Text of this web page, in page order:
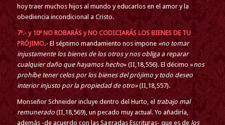
hoy traer muchos hijos al mundo y educarlos en el amor y la
obediencia incondicional a Cristo.
7º.- y 10º NO ROBARÁS y NO CODICIARÁS LOS BIENES DE TU
PRÓJIMO.- El séptimo mandamiento nos impone «no tomar
injustamente los bienes de los otros y nos obliga a reparar
cualquier daño que hayamos hecho» (II,18,556). El décimo «nos
prohíbe tener celos por los bienes del prójimo y todo deseo
interior injusto por la propiedad de otro»(II,18,557).
Monseñor Schneider incluye dentro del Hurto, el trabajo mal
remunerado(II,18,569), un pecado muy actual. Yo añadiría,
además -de acuerdo con las Sagradas Escrituras- que es de los